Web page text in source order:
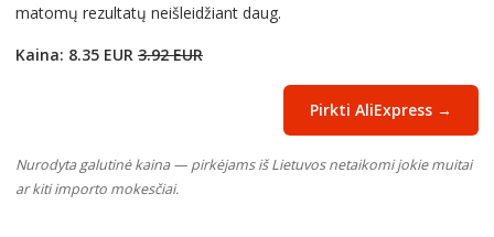
matomų rezultatų neišleidžiant daug.
Kaina: 8.35 EUR 3.92 EUR
Pirkti AliExpress →
Nurodyta galutinė kaina — pirkėjams iš Lietuvos netaikomi jokie muitai
ar kiti importo mokesčiai.